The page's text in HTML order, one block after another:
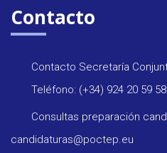
Contacto
Contacto Secretaría
Teléfono: (+34) 924 20 59 58
Consultas preparación
candidaturas@poctep.eu